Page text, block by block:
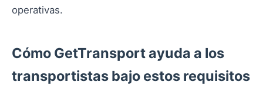
operativas.
Cómo GetTransport ayuda a los
transportistas bajo estos requisitos